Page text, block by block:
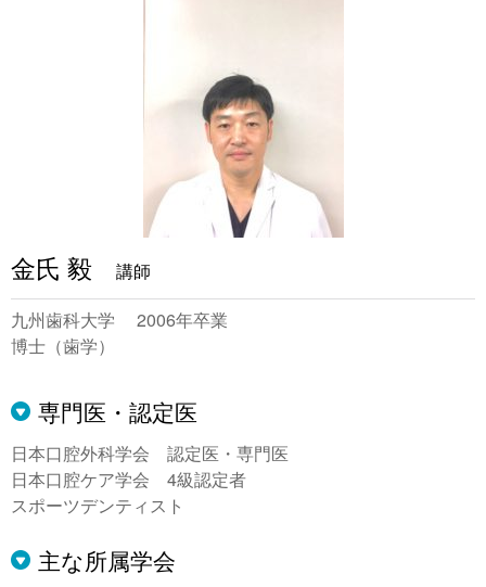
金氏 毅
講師
九州歯科大学 2006年卒業
博士（歯学）
専門医・認定医
日本口腔外科学会 認定医・専門医
日本口腔ケア学会 4級認定者
スポーツデンティスト
主な所属学会